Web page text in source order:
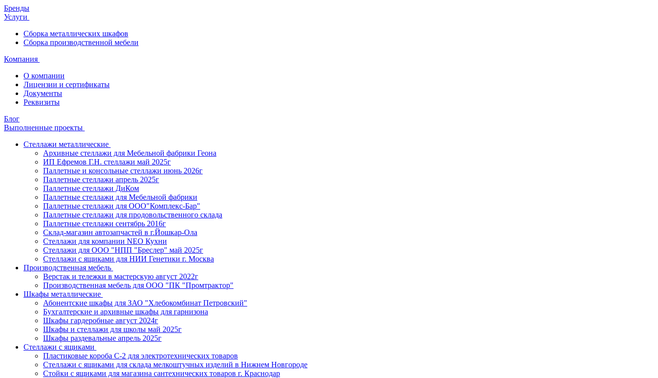
Бренды
Услуги
Сборка металлических шкафов
Сборка производственной мебели
Компания
О компании
Лицензии и сертификаты
Документы
Реквизиты
Блог
Выполненные проекты
Стеллажи металлические
Архивные стеллажи для Мебельной фабрики Геона
ИП Ефремов Г.Н. стеллажи май 2025г
Паллетные и консольные стеллажи июнь 2026г
Паллетные стеллажи апрель 2025г
Паллетные стеллажи ДиКом
Паллетные стеллажи для Мебельной фабрики
Паллетные стеллажи для ООО"Комплекс-Бар"
Паллетные стеллажи для продовольственного склада
Паллетные стеллажи сентябрь 2016г
Склад-магазин автозапчастей в г.Йошкар-Ола
Стеллажи для компании NEO Кухни
Стеллажи для ООО "НПП "Бреслер" май 2025г
Стеллажи с ящиками для НИИ Генетики г. Москва
Производственная мебель
Верстак и тележки в мастерскую август 2022г
Производственная мебель для ООО "ПК "Промтрактор"
Шкафы металлические
Абонентские шкафы для ЗАО "Хлебокомбинат Петровский"
Бухгалтерские и архивные шкафы для гарнизона
Шкафы гардеробные август 2024г
Шкафы и стеллажи для школы май 2025г
Шкафы раздевальные апрель 2025г
Стеллажи с ящиками
Пластиковые короба С-2 для электротехнических товаров
Стеллажи с ящиками для склада мелкоштучных изделий в Нижнем Новгороде
Стойки с ящиками для магазина сантехнических товаров г. Краснодар